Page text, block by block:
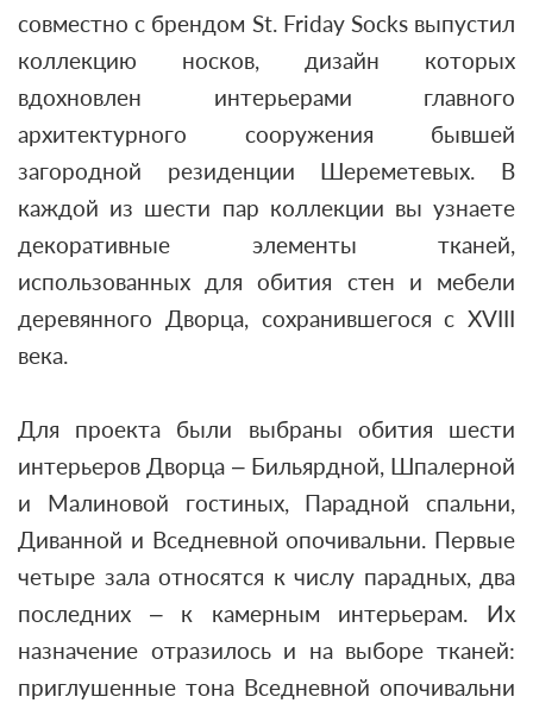
совместно с брендом St. Friday Socks выпустил
коллекцию носков, дизайн которых
вдохновлен интерьерами главного
архитектурного сооружения бывшей
загородной резиденции Шереметевых. В
каждой из шести пар коллекции вы узнаете
декоративные элементы тканей,
использованных для обития стен и мебели
деревянного Дворца, сохранившегося с XVIII
века.
Для проекта были выбраны обития шести
интерьеров Дворца – Бильярдной, Шпалерной
и Малиновой гостиных, Парадной спальни,
Диванной и Вседневной опочивальни. Первые
четыре зала относятся к числу парадных, два
последних – к камерным интерьерам. Их
назначение отразилось и на выборе тканей:
приглушенные тона Вседневной опочивальни